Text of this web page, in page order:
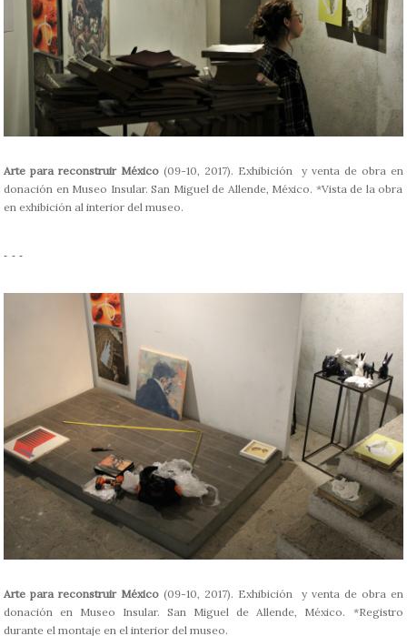
Arte para reconstruir México (09-10, 2017). Exhibición y venta de obra en
donación en Museo Insular. San Miguel de Allende, México. *Vista de la obra
en exhibición al interior del museo.
- - -
Arte para reconstruir México (09-10, 2017). Exhibición y venta de obra en
donación en Museo Insular. San Miguel de Allende, México. *Registro
durante el montaje en el interior del museo.